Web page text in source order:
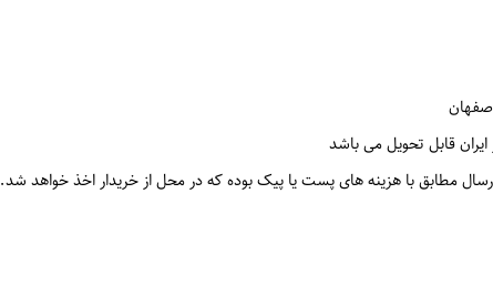
قابل تحویل می باشد
مطابق با هزینه های پست یا پیک بوده که در محل از خریدار اخذ خواهد شد.